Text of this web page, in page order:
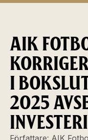
AIK
I
2025
Författare: AIK